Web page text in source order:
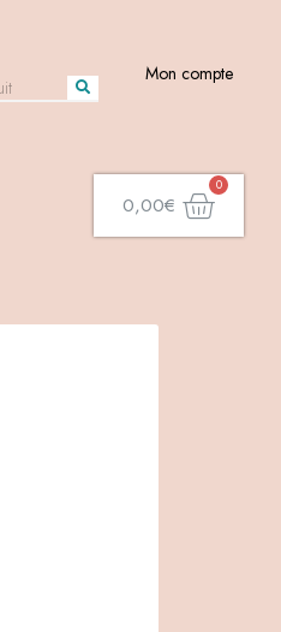
Mon compte
0,00€